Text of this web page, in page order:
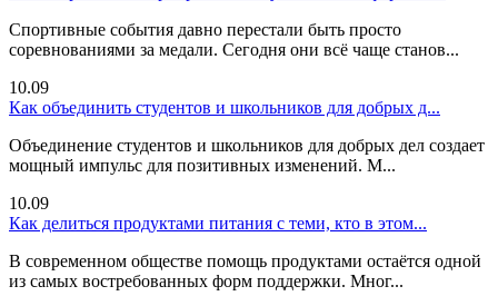
Спортивные события давно перестали быть просто
соревнованиями за медали. Сегодня они всё чаще станов...
10.09
Как объединить студентов и школьников для добрых д...
Объединение студентов и школьников для добрых дел создает
мощный импульс для позитивных изменений. М...
10.09
Как делиться продуктами питания с теми, кто в этом...
В современном обществе помощь продуктами остаётся одной
из самых востребованных форм поддержки. Мног...